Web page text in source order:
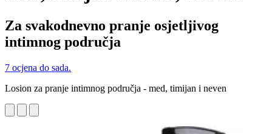
Za svakodnevno pranje osjetljivog
intimnog područja
7 ocjena do sada.
Losion za pranje intimnog područja - med, timijan i neven